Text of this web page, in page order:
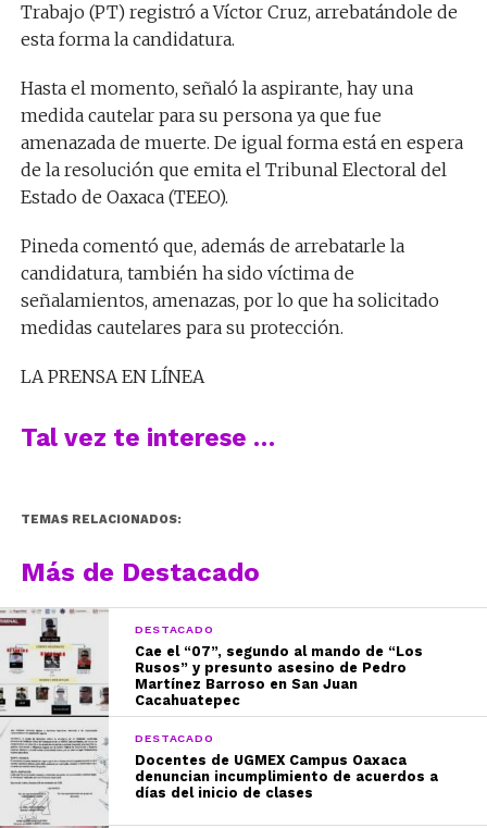
Trabajo (PT) registró a Víctor Cruz, arrebatándole de
esta forma la candidatura.
Hasta el momento, señaló la aspirante, hay una
medida cautelar para su persona ya que fue
amenazada de muerte. De igual forma está en espera
de la resolución que emita el Tribunal Electoral del
Estado de Oaxaca (TEEO).
Pineda comentó que, además de arrebatarle la
candidatura, también ha sido víctima de
señalamientos, amenazas, por lo que ha solicitado
medidas cautelares para su protección.
LA PRENSA EN LÍNEA
Tal vez te interese …
TEMAS RELACIONADOS:
Más de Destacado
DESTACADO
Cae el “07”, segundo al mando de “Los
Rusos” y presunto asesino de Pedro
Martínez Barroso en San Juan
Cacahuatepec
DESTACADO
Docentes de UGMEX Campus Oaxaca
denuncian incumplimiento de acuerdos a
días del inicio de clases